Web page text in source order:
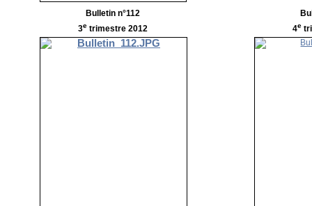
Bulletin n°112
3e trimestre 2012
4e